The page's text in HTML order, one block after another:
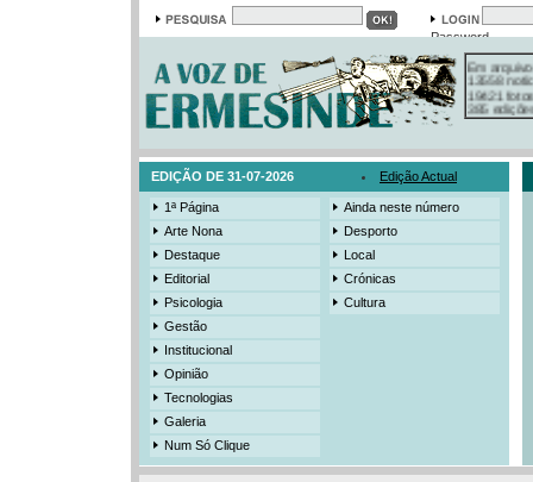
Password
Em arquivo
13558
19421
385
3206
EDIÇÃO DE 31-07-2026 Edição Actual
1ª Página
Arte Nona
Destaque
Editorial
Psicologia
Gestão
Institucional
Opinião
Tecnologias
Galeria
Num Só Clique
Ainda neste número
Desporto
Local
Crónicas
Cultura